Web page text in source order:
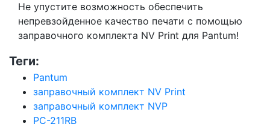
Не упустите возможность обеспечить
непревзойденное качество печати с помощью
заправочного комплекта NV Print для Pantum!
Теги:
Pantum
заправочный комплект NV Print
заправочный комплект NVP
PC-211RB